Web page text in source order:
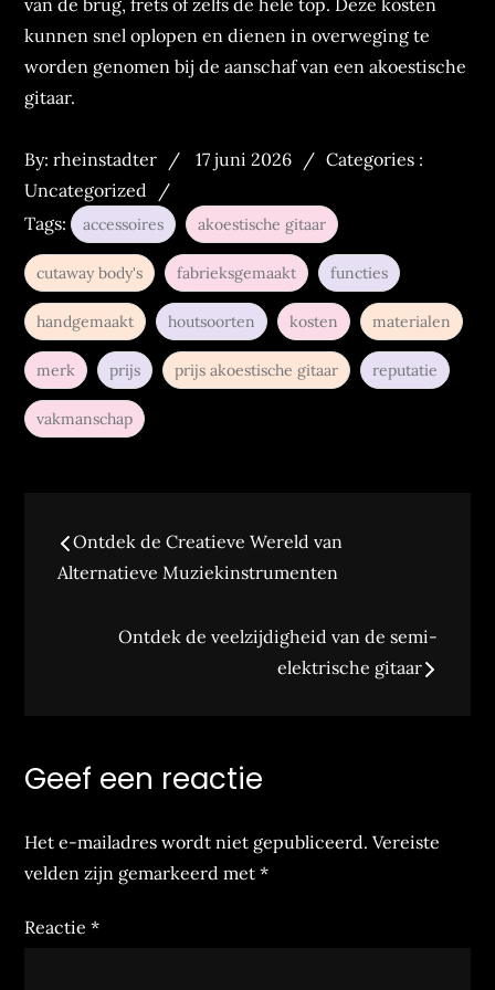
van de brug, frets of zelfs de hele top. Deze kosten
kunnen snel oplopen en dienen in overweging te
worden genomen bij de aanschaf van een akoestische
gitaar.
By:rheinstadter
Posted
17 juni 2026
Categories
Categories :
Uncategorized
Tags:
accessoires akoestische gitaar
cutaway body's fabrieksgemaakt functies
handgemaakt houtsoorten kosten materialen
merk prijs prijs akoestische gitaar reputatie
vakmanschap
Berichtnavigatie
Ontdek de Creatieve Wereld van
Alternatieve Muziekinstrumenten
Ontdek de veelzijdigheid van de semi-
elektrische gitaar
Geef een reactie
Het e-mailadres wordt niet gepubliceerd. Vereiste
velden zijn gemarkeerd met*
Reactie*